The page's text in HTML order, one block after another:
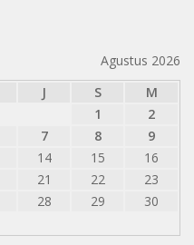
Agustus 2026
J S
M
1
2
7 8
9
14 15
16
21 22
23
28 29
30